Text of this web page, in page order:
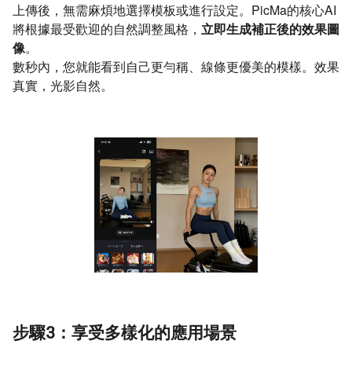
上傳後，無需麻煩地選擇模板或進行設定。PicMa的核心AI
將根據最受歡迎的自然調整風格， 立即生成補正後的效果圖
像。
數秒內，您就能看到自己更勻稱、線條更優美的模樣。效果
真實，光影自然。
步驟3：享受多樣化的應用場景